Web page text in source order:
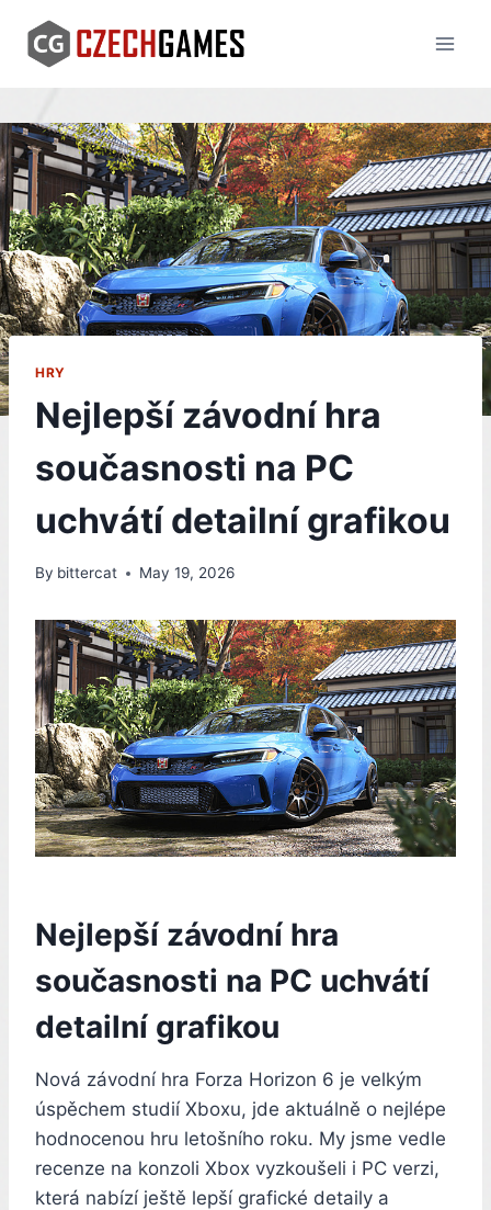
content
HRY
Nejlepší závodní hra
současnosti na PC
uchvátí detailní grafikou
By bittercat May 19, 2026
Nejlepší závodní hra
současnosti na PC uchvátí
detailní grafikou
Nová závodní hra Forza Horizon 6 je velkým
úspěchem studií Xboxu, jde aktuálně o nejlépe
hodnocenou hru letošního roku. My jsme vedle
recenze na konzoli Xbox vyzkoušeli i PC verzi,
která nabízí ještě lepší grafické detaily a